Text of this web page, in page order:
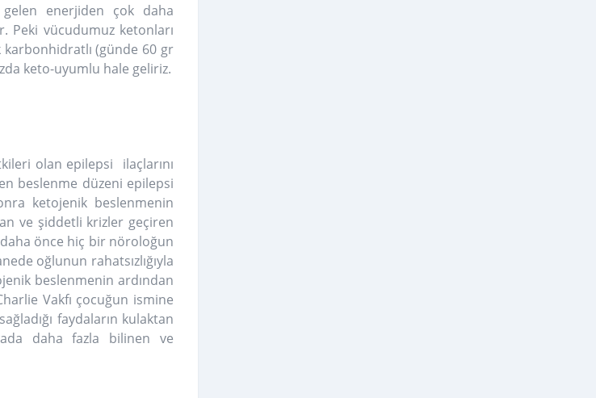
gelen enerjiden çok daha
Peki vücudumuz ketonları
karbonhidratlı (günde 60 gr
keto-uyumlu hale geliriz.
olan epilepsi ilaçlarını
beslenme düzeni epilepsi
ketojenik beslenmenin
ve şiddetli krizler geçiren
önce hiç bir nöroloğun
oğlunun rahatsızlığıyla
beslenmenin ardından
Vakfı çocuğun ismine
faydaların kulaktan
daha fazla bilinen ve